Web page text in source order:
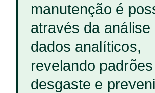
manutenção é
através da análise
dados analíticos,
revelando
desgaste e